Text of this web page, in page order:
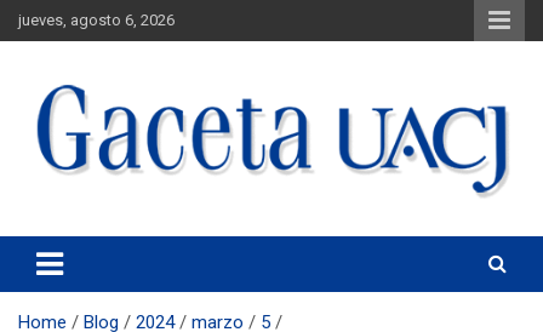
jueves, agosto 6, 2026
Gaceta UACJ
Home Blog 2024 marzo
5